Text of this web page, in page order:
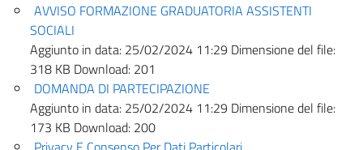
AVVISO FORMAZIONE GRADUATORIA ASSISTENTI
SOCIALI
Aggiunto in data: 25/02/2024 11:29 Dimensione del file:
318 KB Download: 201
DOMANDA DI PARTECIPAZIONE
Aggiunto in data: 25/02/2024 11:29 Dimensione del file:
173 KB Download: 200